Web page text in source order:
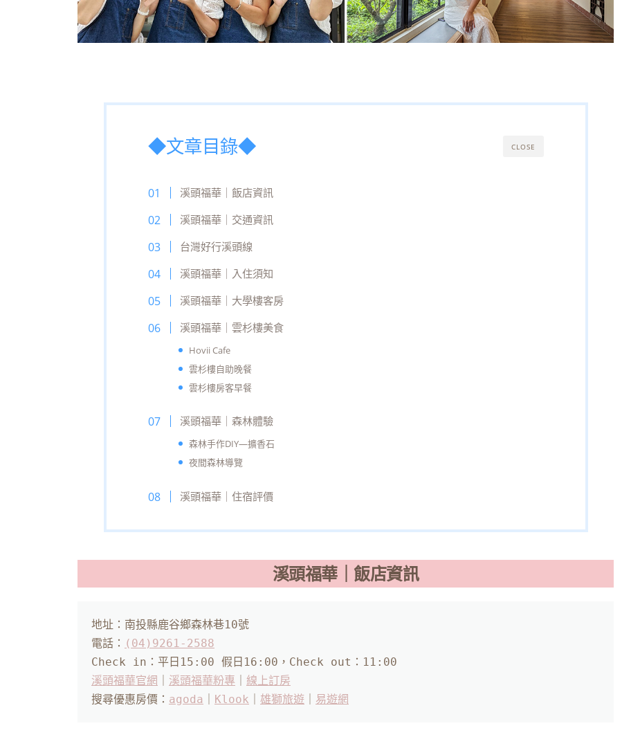
CLOSE
◆文章目錄◆
溪頭福華｜飯店資訊
溪頭福華｜交通資訊
台灣好行溪頭線
溪頭福華｜入住須知
溪頭福華｜大學樓客房
溪頭福華｜雲杉樓美食
Hovii Cafe
雲杉樓自助晚餐
雲杉樓房客早餐
溪頭福華｜森林體驗
森林手作DIY—擴香石
夜間森林導覽
溪頭福華｜住宿評價
溪頭福華｜飯店資訊
地址：南投縣鹿谷鄉森林巷10號
電話： (04)9261-2588
溪頭福華官網
溪頭福華粉專
線上訂房
搜尋優惠房價： agoda Klook 雄獅旅遊 易遊網